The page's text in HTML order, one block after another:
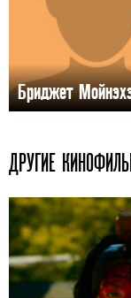
Бриджет
ДРУГИЕ